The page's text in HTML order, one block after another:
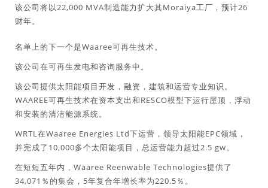
该公司将以22,000 MVA制造能力扩大其Moraiya工厂，预计26
财年。
名单上的下一个是Waaree可再生技术。
该公司在可再生发电和咨询服务中。
该公司提供太阳能项目开发，融资，建筑和运营专业知识。
WAAREE可再生技术在资本支出和RESCO模型下运行屋顶，浮动
和安装的清洁能源系统。
WRTL在Waaree Energies Ltd下运营，领导太阳能EPC领域，
并完成了10,000多个太阳能项目，总运营能力超过2.5 gw。
在短短五年内，Waaree Reenwable Technologies提供了
34,071％的集会，5年复合年增长率为220.5％。